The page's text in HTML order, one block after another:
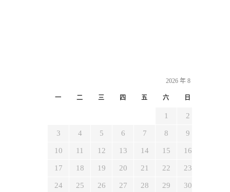
2026 年 8 月
一 二 三 四 五 六 日
1 2
3 4 5 6 7 8 9
10 11 12 13 14 15 16
17 18 19 20 21 22 23
24 25 26 27 28 29 30